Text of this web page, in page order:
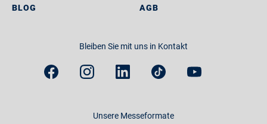
BLOG AGB
Bleiben Sie mit uns in Kontakt
Unsere Messeformate